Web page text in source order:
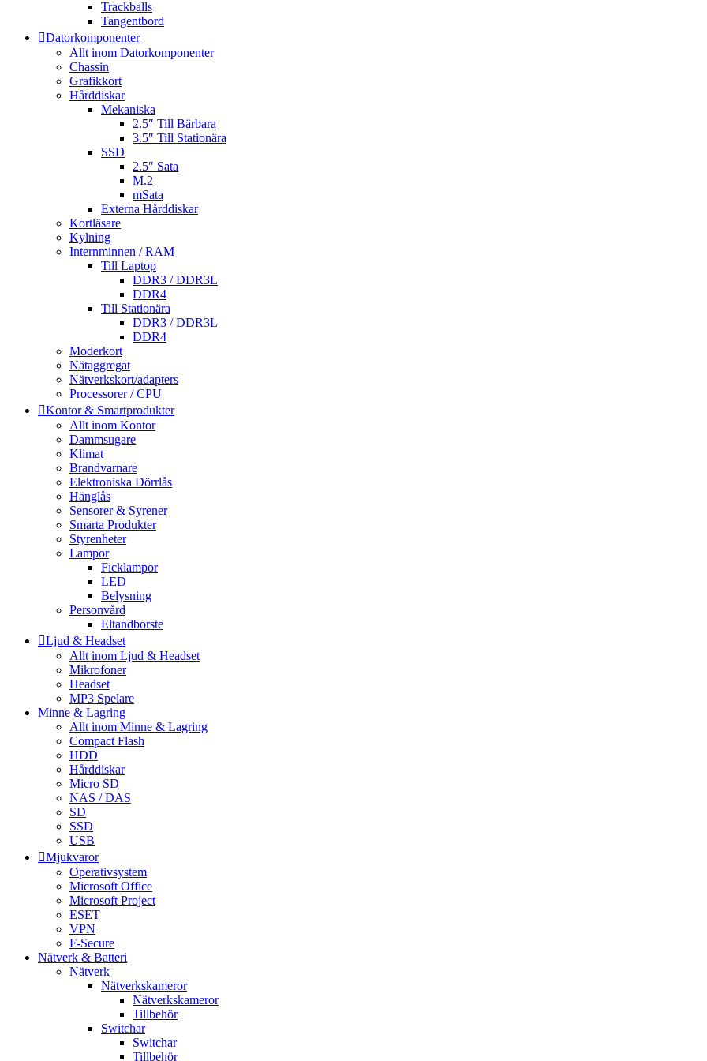
Trackballs
Tangentbord
Datorkomponenter
Allt inom Datorkomponenter
Chassin
Grafikkort
Hårddiskar
Mekaniska
2.5″ Till Bärbara
3.5″ Till Stationära
SSD
2.5″ Sata
M.2
mSata
Externa Hårddiskar
Kortläsare
Kylning
Internminnen / RAM
Till Laptop
DDR3 / DDR3L
DDR4
Till Stationära
DDR3 / DDR3L
DDR4
Moderkort
Nätaggregat
Nätverkskort/adapters
Processorer / CPU
Kontor & Smartprodukter
Allt inom Kontor
Dammsugare
Klimat
Brandvarnare
Elektroniska Dörrlås
Hänglås
Sensorer & Syrener
Smarta Produkter
Styrenheter
Lampor
Ficklampor
LED
Belysning
Personvård
Eltandborste
Ljud & Headset
Allt inom Ljud & Headset
Mikrofoner
Headset
MP3 Spelare
Minne & Lagring
Allt inom Minne & Lagring
Compact Flash
HDD
Hårddiskar
Micro SD
NAS / DAS
SD
SSD
USB
Mjukvaror
Operativsystem
Microsoft Office
Microsoft Project
ESET
VPN
F-Secure
Nätverk & Batteri
Nätverk
Nätverkskameror
Nätverkskameror
Tillbehör
Switchar
Switchar
Tillbehör